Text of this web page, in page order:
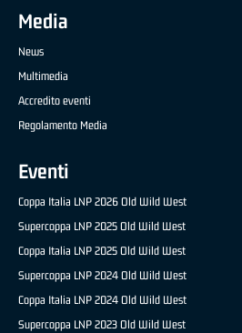
Media
News
Multimedia
Accredito eventi
Regolamento Media
Eventi
Coppa Italia LNP 2026 Old Wild West
Supercoppa LNP 2025 Old Wild West
Coppa Italia LNP 2025 Old Wild West
Supercoppa LNP 2024 Old Wild West
Coppa Italia LNP 2024 Old Wild West
Supercoppa LNP 2023 Old Wild West